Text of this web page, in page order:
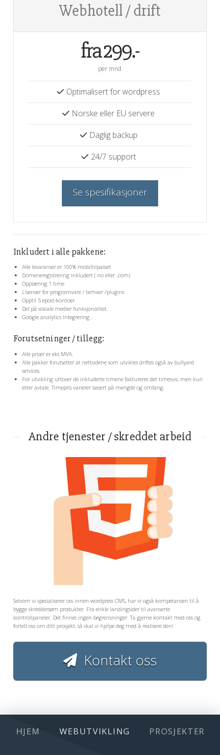
Webhotell / drift
fra 299.-
per mnd
Optimalisert for wordpress
Norske eller EU servere
Daglig backup
24/7 support
Se spesifikasjoner
Inkludert i alle pakkene:
Alle levaranser er 100% mobiltilpasset
Domeneregistrering inkludert (.no eller .com)
Opplæring 1 time
Lisenser for programvare / temaer /plugins
Opptil 5 epost-kontoer
Del på sosiale medier funksjonalitet.
Google analytics Integrering..
Forutsetninger / tillegg:
Alle priser er eks MVA.
Alle pakker forutsetter at nettsidene som utvikles driftes også av bullyard
services.
For utvikling uttover de inkluderte timene faktureres det timesvis, men kun
etter avtale. Timepris varierer basert på mengde og omfang.
Andre tjenester / skreddet arbeid
Selvom vi spesialiserer oss innen wordpress CMS, har vi også kompetansen til å
bygge skreddersøm produkter. Fra enkle landingsider til avanserte
kontrollpaneler. Det finnes ingen begrensninger. Ta gjerne kontakt med oss og
fortell oss om ditt prosjekt, så skal vi hjelpe deg med å realisere den!
Kontakt oss
HJEM WEBUTVIKLING PROSJEKTER